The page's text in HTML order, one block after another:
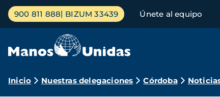
Pasar
contenido
Menú
principal
900 811 888 BIZUM 33439 Únete al equipo
Ruta
Inicio Nuestras delegaciones Córdoba